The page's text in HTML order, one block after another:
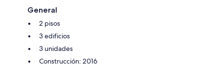
General
2 pisos
3 edificios
3 unidades
Construcción: 2016